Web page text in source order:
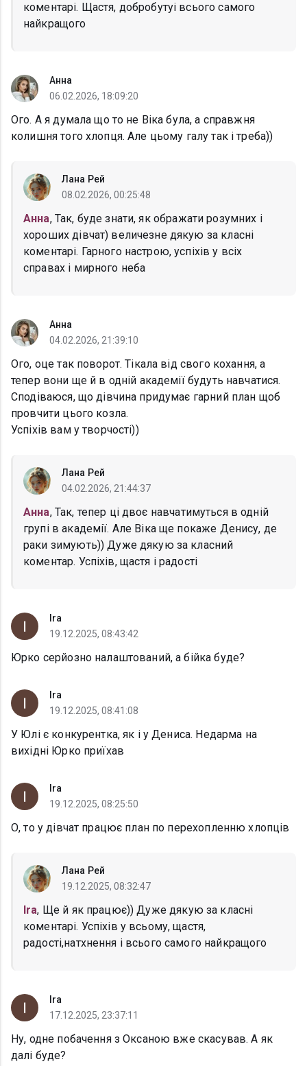
коментарі. Щастя, добробутуі всього самого
найкращого
Анна
06.02.2026, 18:09:20
Ого. А я думала що то не Віка була, а справжня
колишня того хлопця. Але цьому галу так і треба))
Лана Рей
08.02.2026, 00:25:48
Анна, Так, буде знати, як ображати розумних і
хороших дівчат) величезне дякую за класні
коментарі. Гарного настрою, успіхів у всіх
справах і мирного неба
Анна
04.02.2026, 21:39:10
Ого, оце так поворот. Тікала від свого кохання, а
тепер вони ще й в одній академії будуть навчатися.
Сподіваюся, що дівчина придумає гарний план щоб
провчити цього козла.
Успіхів вам у творчості))
Лана Рей
04.02.2026, 21:44:37
Анна, Так, тепер ці двоє навчатимуться в одній
групі в академії. Але Віка ще покаже Денису, де
раки зимують)) Дуже дякую за класний
коментар. Успіхів, щастя і радості
Ira
19.12.2025, 08:43:42
Юрко серйозно налаштований, а бійка буде?
Ira
19.12.2025, 08:41:08
У Юлі є конкурентка, як і у Дениса. Недарма на
вихідні Юрко приїхав
Ira
19.12.2025, 08:25:50
О, то у дівчат працює план по перехопленню хлопців
Лана Рей
19.12.2025, 08:32:47
Ira, Ще й як працює)) Дуже дякую за класні
коментарі. Успіхів у всьому, щастя,
радості,натхнення і всього самого найкращого
Ira
17.12.2025, 23:37:11
Ну, одне побачення з Оксаною вже скасував. А як
далі буде?